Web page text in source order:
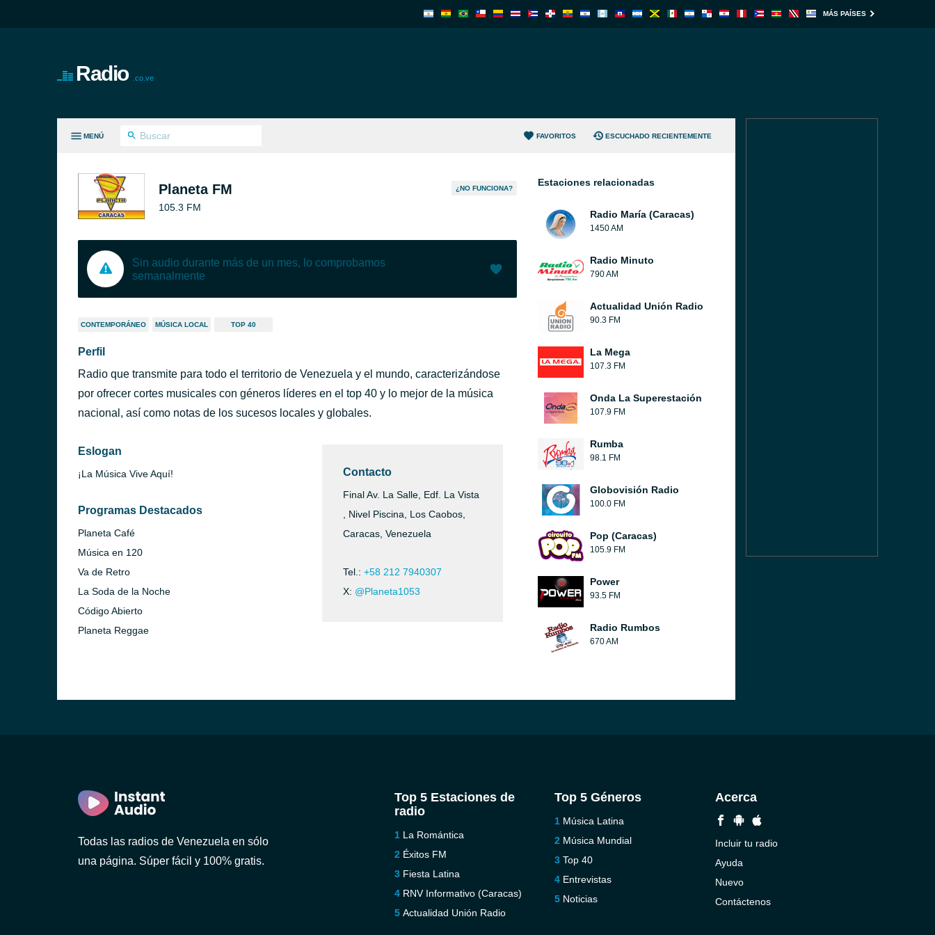
MÁS PAÍSES
Radio .co.ve
MENÚ FAVORITOS ESCUCHADO RECIENTEMENTE
Planeta FM
105.3 FM
¿NO FUNCIONA?
Sin audio durante más de un mes, lo comprobamos
semanalmente
CONTEMPORÁNEO MÚSICA LOCAL TOP 40
Perfil
Radio que transmite para todo el territorio de Venezuela y el mundo, caracterizándose
por ofrecer cortes musicales con géneros líderes en el top 40 y lo mejor de la música
nacional, así como notas de los sucesos locales y globales.
Eslogan
¡La Música Vive Aquí!
Programas Destacados
Planeta Café
Música en 120
Va de Retro
La Soda de la Noche
Código Abierto
Planeta Reggae
Contacto
Final Av. La Salle, Edf. La Vista
, Nivel Piscina, Los Caobos,
Caracas, Venezuela
Tel.: +58 212 7940307
X: @Planeta1053
Estaciones relacionadas
Radio María (Caracas)
1450 AM
Radio Minuto
790 AM
Actualidad Unión Radio
90.3 FM
La Mega
107.3 FM
Onda La Superestación
107.9 FM
Rumba
98.1 FM
Globovisión Radio
100.0 FM
Pop (Caracas)
105.9 FM
Power
93.5 FM
Radio Rumbos
670 AM
Todas las radios de Venezuela en sólo
una página. Súper fácil y 100% gratis.
Top 5 Estaciones de
radio
La Romántica
Éxitos FM
Fiesta Latina
RNV Informativo (Caracas)
Actualidad Unión Radio
Top 5 Géneros
Música Latina
Música Mundial
Top 40
Entrevistas
Noticias
Acerca
Incluir tu radio
Ayuda
Nuevo
Contáctenos